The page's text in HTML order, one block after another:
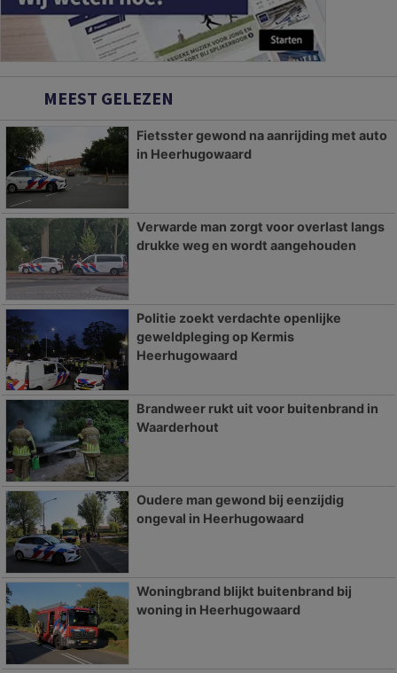
MEEST GELEZEN
Fietsster gewond na aanrijding met auto
in Heerhugowaard
Verwarde man zorgt voor overlast langs
drukke weg en wordt aangehouden
Politie zoekt verdachte openlijke
geweldpleging op Kermis
Heerhugowaard
Brandweer rukt uit voor buitenbrand in
Waarderhout
Oudere man gewond bij eenzijdig
ongeval in Heerhugowaard
Woningbrand blijkt buitenbrand bij
woning in Heerhugowaard